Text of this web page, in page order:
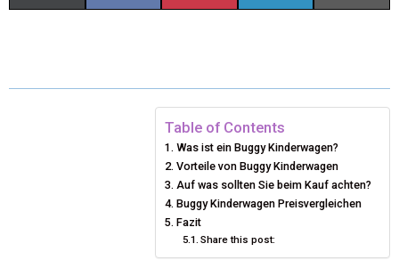
W E T
E
R
E
K
D
I
I
Table of Contents
Was ist ein Buggy Kinderwagen?
Vorteile von Buggy Kinderwagen
Auf was sollten Sie beim Kauf achten?
Buggy Kinderwagen Preisvergleichen
Fazit
Share this post: